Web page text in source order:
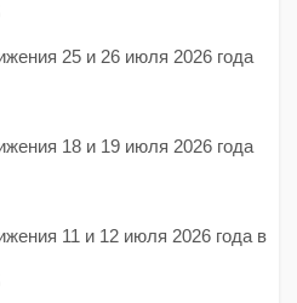
25 и 26 июля 2026 года
18 и 19 июля 2026 года
11 и 12 июля 2026 года в